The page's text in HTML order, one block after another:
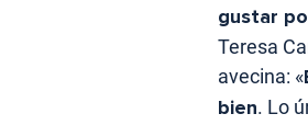
gustar
Teresa
avecina: «
bien. Lo